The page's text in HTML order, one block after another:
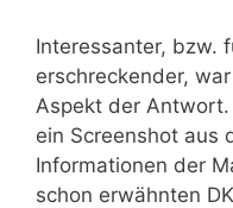
Interessanter, bzw.
erschreckender,
Aspekt der
ein Screenshot aus
Informationen der
schon erwähnten